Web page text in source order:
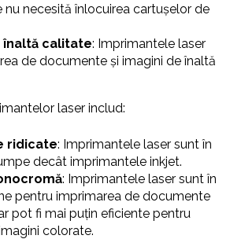
nu necesită înlocuirea cartușelor de
înaltă calitate: Imprimantele laser
de documente și imagini de înaltă
laser includ:
ridicate: Imprimantele laser sunt în
decât imprimantele inkjet.
: Imprimantele laser sunt în
pentru imprimarea de documente
pot fi mai puțin eficiente pentru
colorate.